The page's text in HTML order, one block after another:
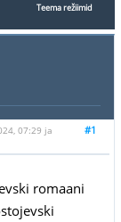
Teema režiimid
#1
07:29 ja
romaani